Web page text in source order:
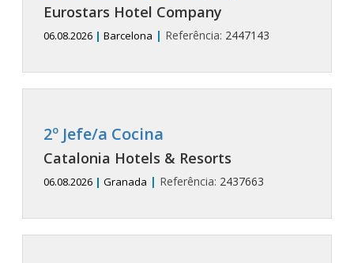
Eurostars Hotel Company
06.08.2026 | Barcelona | Referência: 2447143
2º Jefe/a Cocina
Catalonia Hotels & Resorts
06.08.2026 | Granada | Referência: 2437663